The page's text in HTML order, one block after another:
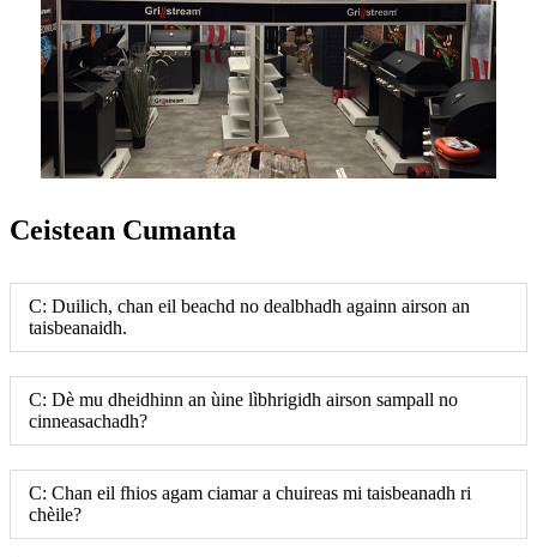
Ceistean Cumanta
C: Duilich, chan eil beachd no dealbhadh againn airson an
taisbeanaidh.
C: Dè mu dheidhinn an ùine lìbhrigidh airson sampall no
cinneasachadh?
C: Chan eil fhios agam ciamar a chuireas mi taisbeanadh ri
chèile?